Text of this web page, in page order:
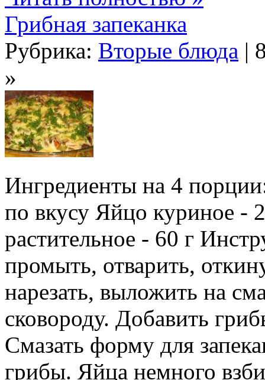
Грибная запеканка
Рубрика: Вторые блюда |
»
Ингредиенты на 4
по вкусу Яйцо куриное -
растительное - 60 г
промыть, отварить,
нарезать, выложить на
сковороду. Добавить
Смазать форму для
грибы. Яйца немного